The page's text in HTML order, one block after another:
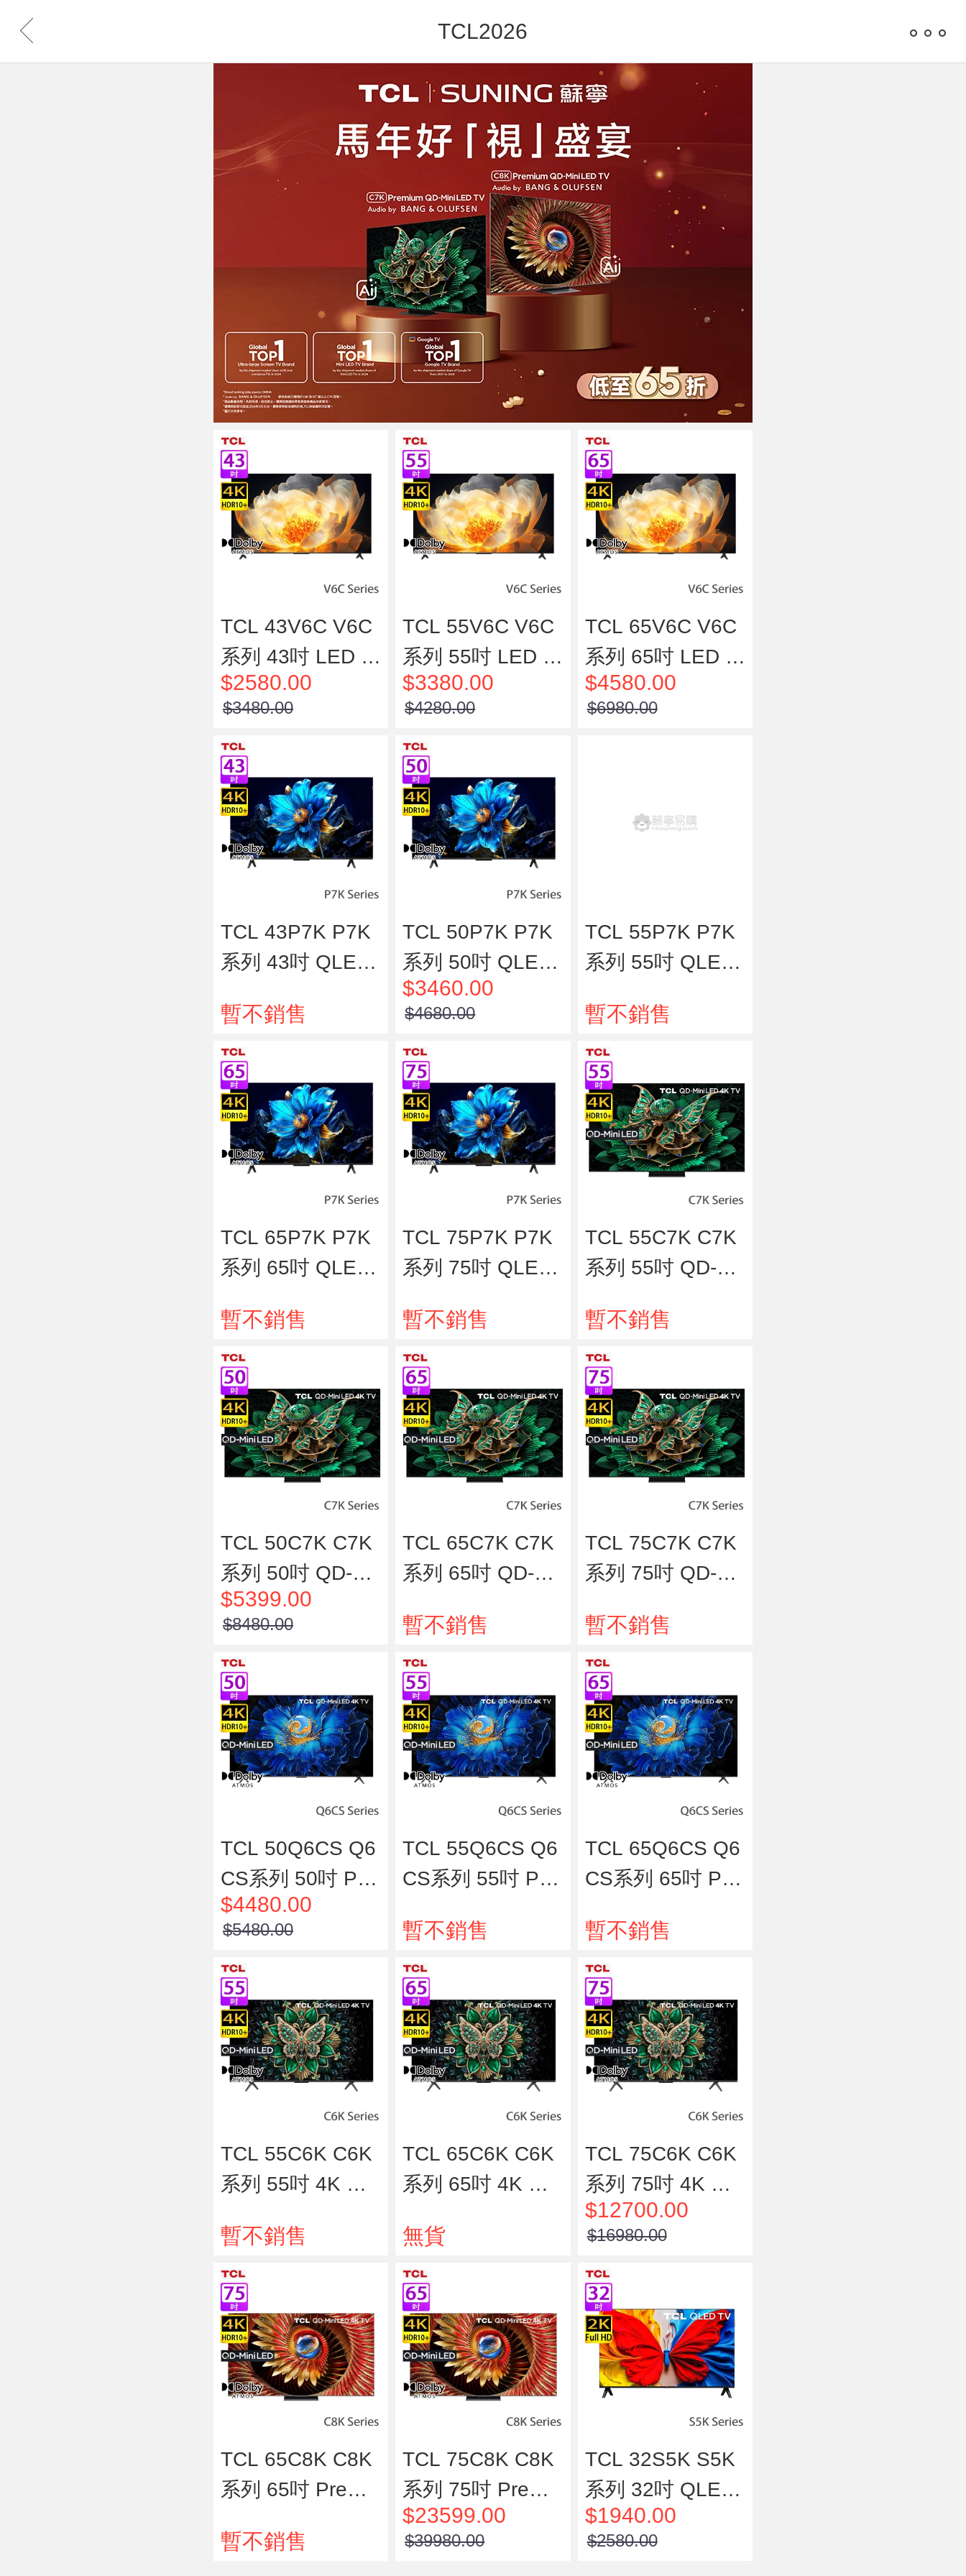
TCL2026
TCL 43V6C V6C
系列 43吋 LED 4
K HDR 智能電視
$2580.00
$3480.00
TCL 55V6C V6C
系列 55吋 LED 4
K HDR 智能電視
$3380.00
$4280.00
TCL 65V6C V6C
系列 65吋 LED 4
K HDR 智能電視
$4580.00
$6980.00
TCL 43P7K P7K
系列 43吋 QLED
暫不銷售
TCL 50P7K P7K
系列 50吋 QLED
4K HDR 智能電視
$3460.00
$4680.00
TCL 55P7K P7K
系列 55吋 QLED
暫不銷售
TCL 65P7K P7K
系列 65吋 QLED
暫不銷售
TCL 75P7K P7K
系列 75吋 QLED
暫不銷售
TCL 55C7K C7K
系列 55吋 QD-Mi
視
暫不銷售
TCL 50C7K C7K
系列 50吋 QD-Mi
niLED 4K 智能電
視
$5399.00
$8480.00
TCL 65C7K C7K
系列 65吋 QD-Mi
視
暫不銷售
TCL 75C7K C7K
系列 75吋 QD-Mi
視
暫不銷售
TCL 50Q6CS Q6
CS系列 50吋 Pre
mium QD-MiniLE
D 智能電視
$4480.00
$5480.00
TCL 55Q6CS Q6
CS系列 55吋 Pre
D 智能電視
暫不銷售
TCL 65Q6CS Q6
CS系列 65吋 Pre
D 智能電視
暫不銷售
TCL 55C6K C6K
系列 55吋 4K QD
視
暫不銷售
TCL 65C6K C6K
系列 65吋 4K QD
視
無貨
TCL 75C6K C6K
系列 75吋 4K QD
-Mini LED 智能電
視
$12700.00
$16980.00
TCL 65C8K C8K
系列 65吋 Premiu
智能電視
暫不銷售
TCL 75C8K C8K
系列 75吋 Premiu
m QD-MiniLED
智能電視
$23599.00
$39980.00
TCL 32S5K S5K
系列 32吋 QLED
FHD 智能電視
$1940.00
$2580.00